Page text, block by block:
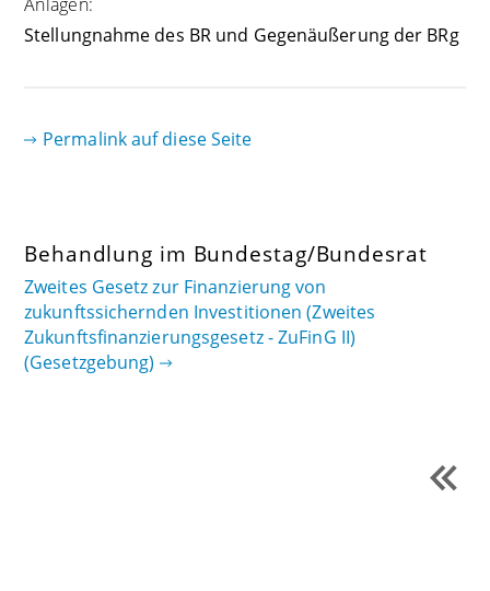
Stellungnahme des BR und Gegenäußerung der BRg
Permalink auf diese Seite
Behandlung im Bundestag/Bundesrat
Zweites Gesetz zur Finanzierung von
zukunftssichernden Investitionen (Zweites
Zukunftsfinanzierungsgesetz - ZuFinG II)
(Gesetzgebung)